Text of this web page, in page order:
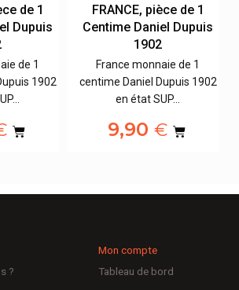
de 1
Dupuis
de 1
1902
FRANCE, pièce de 1
Centime Daniel Dupuis
1902
France monnaie de 1
centime Daniel Dupuis 1902
en état SUP…
9,90€
?
Mon compte
Tableau de bord